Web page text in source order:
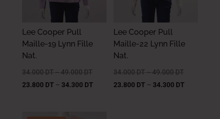
Lee Cooper Pull
Maille-19 Lynn Fille
Nat.
34.000 DT– 49.000 DT
23.800 DT – 34.300 DT
Lee Cooper Pull
Maille-22 Lynn Fille
Nat.
34.000 DT 49.000 DT
23.800 DT –34.300 DT